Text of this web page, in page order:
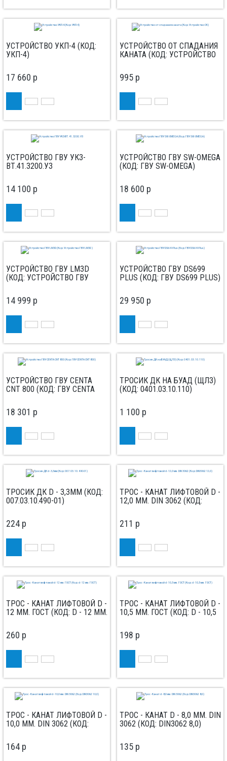
УСТРОЙСТВО УКП-4 (КОД:
УКП-4)
17 660 p
УСТРОЙСТВО ОТ СПАДАНИЯ
КАНАТА (КОД: УСТРОЙСТВО
995 p
УСТРОЙСТВО ГВУ УКЗ-
ВТ.41.3200.УЗ
14 100 p
УСТРОЙСТВО ГВУ SW-OMEGA
(КОД: ГВУ SW-OMEGA)
18 600 p
УСТРОЙСТВО ГВУ LM3D
(КОД: УСТРОЙСТВО ГВУ
14 999 p
УСТРОЙСТВО ГВУ DS699
PLUS (КОД: ГВУ DS699 PLUS)
29 950 p
УСТРОЙСТВО ГВУ CENTA
CNT 800 (КОД: ГВУ CENTA
18 301 p
ТРОСИК ДК НА БУАД (ЩЛЗ)
(КОД: 0401.03.10.110)
1 100 p
ТРОСИК ДК D - 3,3ММ (КОД:
007.03.10.490-01)
224 p
ТРОС - КАНАТ ЛИФТОВОЙ D -
12,0 ММ. DIN 3062 (КОД:
211 p
ТРОС - КАНАТ ЛИФТОВОЙ D -
12 ММ. ГОСТ (КОД: D - 12 ММ.
260 p
ТРОС - КАНАТ ЛИФТОВОЙ D -
10,5 ММ. ГОСТ (КОД: D - 10,5
198 p
ТРОС - КАНАТ ЛИФТОВОЙ D -
10,0 ММ. DIN 3062 (КОД:
164 p
ТРОС - КАНАТ D - 8,0 ММ. DIN
3062 (КОД: DIN3062 8,0)
135 p